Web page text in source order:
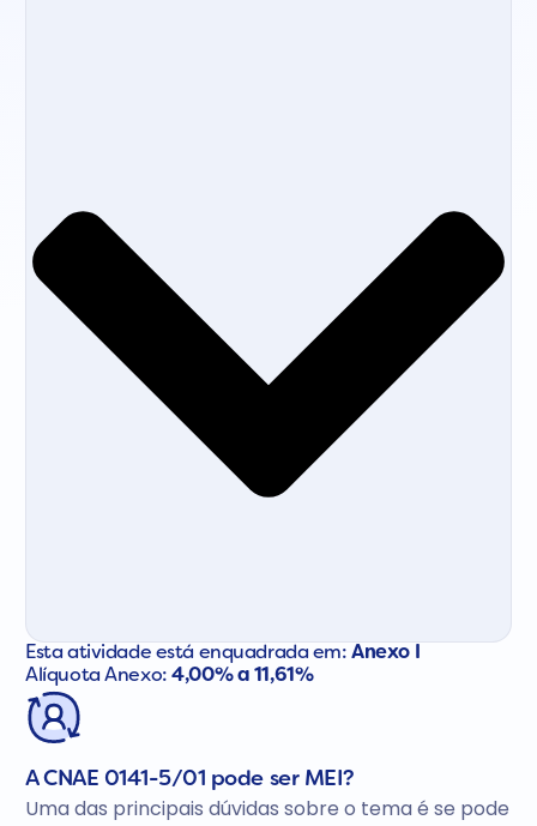
Esta atividade está enquadrada em:Anexo I
Alíquota Anexo:4,00% a 11,61%
A CNAE 0141-5/01 pode ser MEI?
Uma das principais dúvidas sobre o tema é se pode